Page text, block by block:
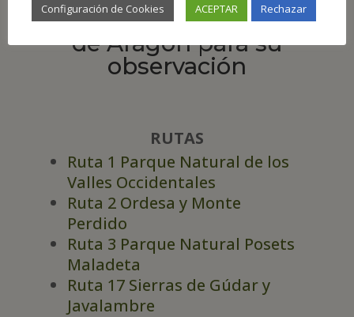
Principales lugares
de Aragón para su
observación
RUTAS
Ruta 1 Parque Natural de los
Valles Occidentales
Ruta 2 Ordesa y Monte
Perdido
Ruta 3 Parque Natural Posets
Maladeta
Ruta 17 Sierras de Gúdar y
Javalambre
Configuración de Cookies ACEPTAR Rechazar